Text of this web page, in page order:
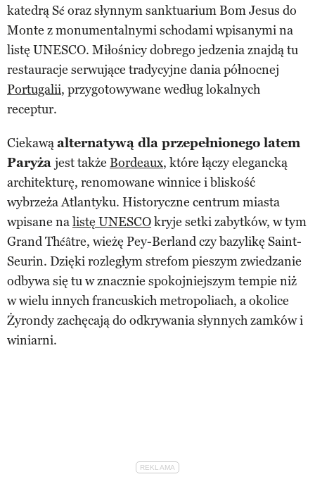
katedrą Sé oraz słynnym sanktuarium Bom Jesus do
Monte z monumentalnymi schodami wpisanymi na
listę UNESCO. Miłośnicy dobrego jedzenia znajdą tu
restauracje serwujące tradycyjne dania północnej
Portugalii, przygotowywane według lokalnych
receptur.
Ciekawąalternatywą dla przepełnionego latem
Paryża jest także Bordeaux, które łączy elegancką
architekturę, renomowane winnice i bliskość
wybrzeża Atlantyku. Historyczne centrum miasta
wpisane nalistę UNESCOkryje setki zabytków, w tym
Grand Théâtre, wieżę Pey-Berland czy bazylikę Saint-
Seurin. Dzięki rozległym strefom pieszym zwiedzanie
odbywa się tu w znacznie spokojniejszym tempie niż
w wielu innych francuskich metropoliach, a okolice
Żyrondy zachęcają do odkrywania słynnych zamków i
winiarni.